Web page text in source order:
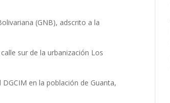
(GNB), adscrito a la
sur de la urbanización Los
en la población de Guanta,